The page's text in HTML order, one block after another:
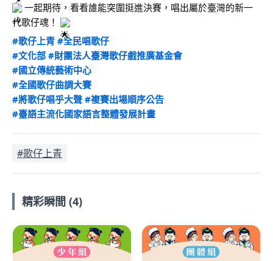
一起期待，看看誰能突圍挺進決賽，唱出屬於臺灣的新一
代歌仔魂！
#歌仔上青 #全民唱歌仔
#文化部 #財團法人臺灣歌仔戲推廣基金會
#國立傳統藝術中心
#全國歌仔曲調大賽
#將歌仔唱乎大聲 #複賽出場順序公告
#臺語主流化國家語言整體發展計畫
#歌仔上青
精彩瞬間 (4)